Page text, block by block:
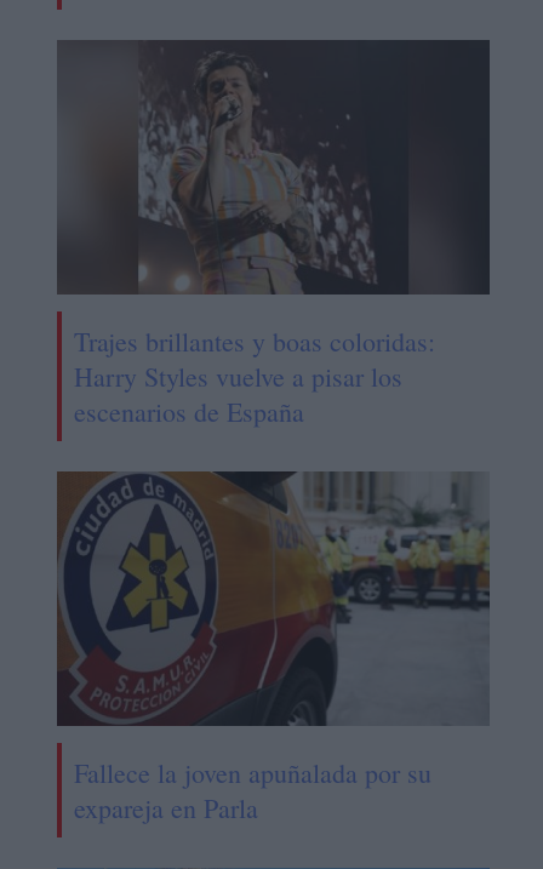
Trajes brillantes y boas coloridas:
Harry Styles vuelve a pisar los
escenarios de España
Fallece la joven apuñalada por su
expareja en Parla